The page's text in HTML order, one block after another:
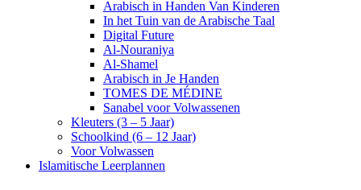
Arabisch in Handen Van Kinderen
In het Tuin van de Arabische Taal
Digital Future
Al-Nouraniya
Al-Shamel
Arabisch in Je Handen
TOMES DE MÉDINE
Sanabel voor Volwassenen
Kleuters (3 – 5 Jaar)
Schoolkind (6 – 12 Jaar)
Voor Volwassen
Islamitische Leerplannen